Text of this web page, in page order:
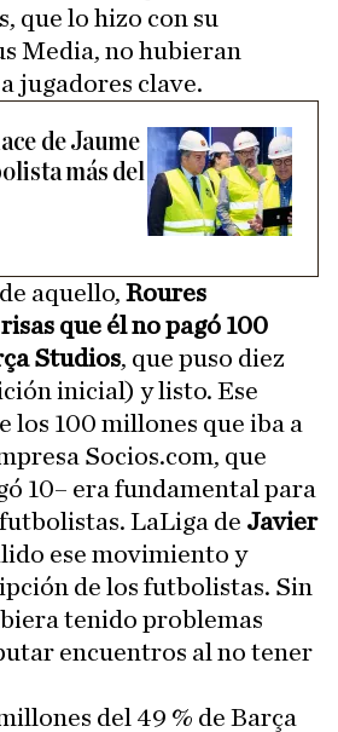
que lo hizo con su
Media, no hubieran
jugadores clave.
de Jaume
más del
aquello, Roures
que él no pagó 100
Studios, que puso diez
inicial) y listo. Ese
los 100 millones que iba a
Socios.com, que
10– era fundamental para
LaLiga de Javier
ese movimiento y
de los futbolistas. Sin
tenido problemas
encuentros al no tener
del 49 % de Barça